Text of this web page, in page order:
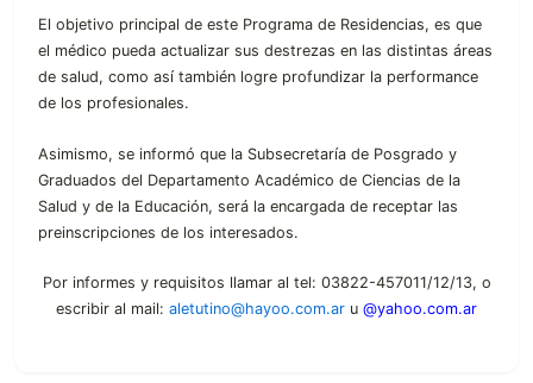
El objetivo principal de este Programa de Residencias, es que
el médico pueda actualizar sus destrezas en las distintas áreas
de salud, como así también logre profundizar la performance
de los profesionales.
Asimismo, se informó que la Subsecretaría de Posgrado y
Graduados del Departamento Académico de Ciencias de la
Salud y de la Educación, será la encargada de receptar las
preinscripciones de los interesados.
Por informes y requisitos llamar al tel: 03822-457011/12/13, o
escribir al mail: aletutino@hayoo.com.ar u @yahoo.com.ar